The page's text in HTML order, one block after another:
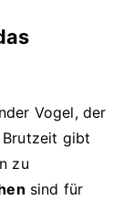
Vogel, der
Brutzeit gibt
zu
sind für